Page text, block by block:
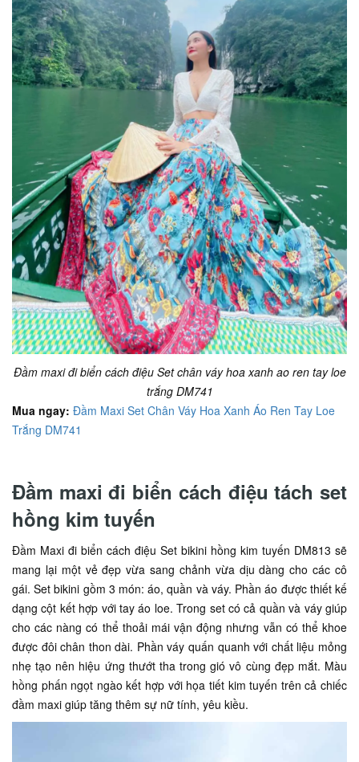
Đầm maxi đi biển cách điệu Set chân váy hoa xanh ao ren tay loe
trắng DM741
Mua ngay: Đầm Maxi Set Chân Váy Hoa Xanh Áo Ren Tay Loe
Trắng DM741
Đầm maxi đi biển cách điệu tách set
hồng kim tuyến
Đầm Maxi đi biển cách điệu Set bikini hồng kim tuyến DM813 sẽ
mang lại một vẻ đẹp vừa sang chảnh vừa dịu dàng cho các cô
gái. Set bikini gồm 3 món: áo, quần và váy. Phần áo được thiết kế
dạng cột kết hợp với tay áo loe. Trong set có cả quần và váy giúp
cho các nàng có thể thoải mái vận động nhưng vẫn có thể khoe
được đôi chân thon dài. Phần váy quấn quanh với chất liệu mỏng
nhẹ tạo nên hiệu ứng thướt tha trong gió vô cùng đẹp mắt. Màu
hồng phấn ngọt ngào kết hợp với họa tiết kim tuyến trên cả chiếc
đầm maxi giúp tăng thêm sự nữ tính, yêu kiều.